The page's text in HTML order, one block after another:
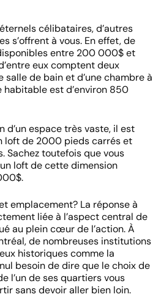
célibataires, d’autres
s’offrent à vous. En effet, de
entre 200 000$ et
eux comptent deux
salle de bain et d’une chambre à
habitable est d’environ 850
d’un espace très vaste, il est
loft de 2000 pieds carrés et
Sachez toutefois que vous
loft de cette dimension
emplacement? La réponse à
liée à l’aspect central de
au plein cœur de l’action. À
de nombreuses institutions
historiques comme la
besoin de dire que le choix de
l’un de ses quartiers vous
sans devoir aller bien loin.